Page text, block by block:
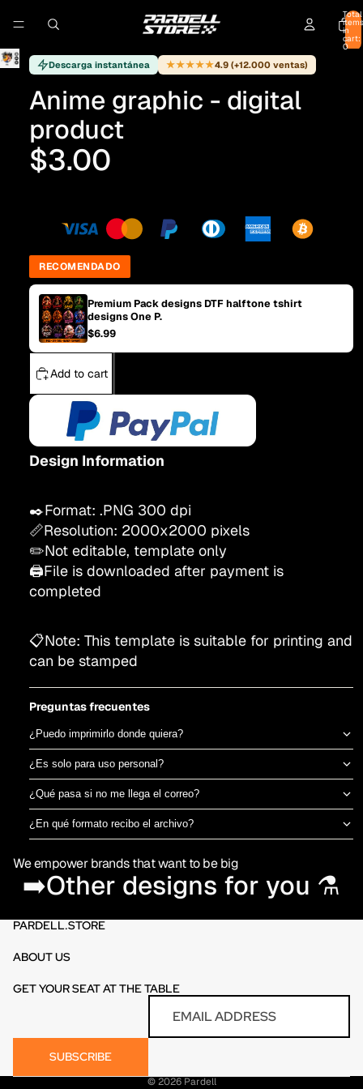
Total
items
in
cart:
0
Descarga instantánea ★★★★★4.9 (+12.000 ventas)
Anime graphic - digital
product
$3.00
RECOMENDADO
Premium Pack designs DTF halftone tshirt
designs One P.
$6.99
Add to cart
Design Information
✒️Format: .PNG 300 dpi
📏Resolution: 2000x2000 pixels
✏️Not editable, template only
🖨️File is downloaded after payment is
completed
📋Note: This template is suitable for printing and
can be stamped
Preguntas frecuentes
¿Puedo imprimirlo donde quiera?
Sí, el archivo es tuyo para imprimir en el taller de DTF o sublimación
que prefieras. No estamos ligados a una imprenta específica.
¿Es solo para uso personal?
Puedes usarlo para camisetas propias o para vender productos
físicos ya impresos. No está permitido revender o redistribuir el
archivo digital en sí.
¿Qué pasa si no me llega el correo?
Revisa spam o promociones primero. Si aún así no aparece en 30
minutos, escríbenos por el chat de la tienda y te lo reenviamos al
¿En qué formato recibo el archivo?
directamente en DTF o sublimación.
We empower brands that want to be big
➡️Other designs for you ⚗️
PARDELL.STORE
ABOUT US
GET YOUR SEAT AT THE TABLE
SUBSCRIBE
© 2026 Pardell
Refund policy
Terms of service
Contact information